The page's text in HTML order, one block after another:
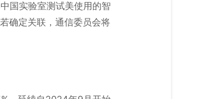
国实验室测试美使用的智
确定关联，通信委员会将